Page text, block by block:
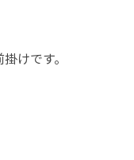
けです。